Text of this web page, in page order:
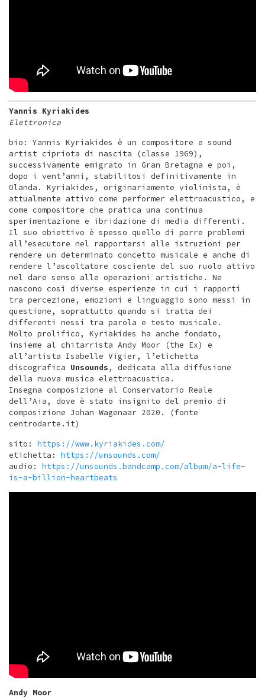
Yannis Kyriakides
Elettronica
bio: Yannis Kyriakides è un compositore e sound
artist cipriota di nascita (classe 1969),
successivamente emigrato in Gran Bretagna e poi,
dopo i vent’anni, stabilitosi definitivamente in
Olanda. Kyriakides, originariamente violinista, è
attualmente attivo come performer elettroacustico, e
come compositore che pratica una continua
sperimentazione e ibridazione di media differenti.
Il suo obiettivo è spesso quello di porre problemi
all’esecutore nel rapportarsi alle istruzioni per
rendere un determinato concetto musicale e anche di
rendere l’ascoltatore cosciente del suo ruolo attivo
nel dare senso alle operazioni artistiche. Ne
nascono così diverse esperienze in cui i rapporti
tra percezione, emozioni e linguaggio sono messi in
questione, soprattutto quando si tratta dei
differenti nessi tra parola e testo musicale.
Molto prolifico, Kyriakides ha anche fondato,
insieme al chitarrista Andy Moor (the Ex) e
all’artista Isabelle Vigier, l’etichetta
discografica Unsounds, dedicata alla diffusione
della nuova musica elettroacustica.
Insegna composizione al Conservatorio Reale
dell’Aia, dove è stato insignito del premio di
composizione Johan Wagenaar 2020. (fonte
centrodarte.it)
sito: https://www.kyriakides.com/
etichetta: https://unsounds.com/
audio: https://unsounds.bandcamp.com/album/a-life-
is-a-billion-heartbeats
Andy Moor